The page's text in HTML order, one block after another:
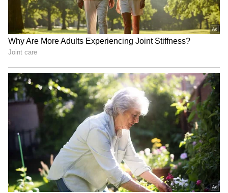
Related Articles
Folk Song: పెళ్లి ఏదైనా ఈ పాట ఉండాల్సిందే.. నెల
మామిడి కాయ ప‌చ్చ‌డి పెడుతున్నారా.? ఏడాదంతా
బూజు ప‌ట్ట‌కుండా ఉండాలంటే ఇలా చేయండి
3
5